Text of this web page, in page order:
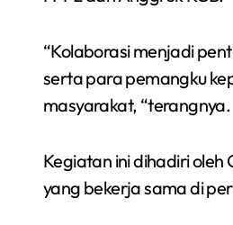
“Kolaborasi menjadi
serta para pemangku
masyarakat, “terangnya.
Kegiatan ini dihadiri oleh
yang bekerja sama di